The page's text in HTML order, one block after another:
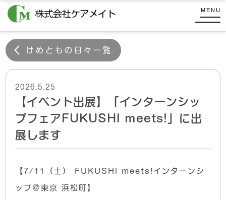
ン
テ
ン
ツ
へ
株
式
会
社
ケ
メ
イ
ト
MENU
けめともの日々一覧
2026.5.25
【イベント出展】「インターンシッ
プフェアFUKUSHI meets!」に出
展します
【7/11（土） FUKUSHI meets!インターンシ
ップ＠東京 浜松町】
式
会
ケ
ア
メ
イ